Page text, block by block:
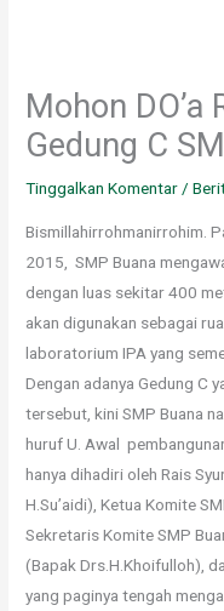
Mohon DO’a
Gedung C
Tinggalkan Komentar /
Bismillahirrohmanirrohim.
2015, SMP Buana
dengan luas sekitar 400
akan digunakan sebagai
laboratorium IPA yang
Dengan adanya Gedung C
tersebut, kini SMP Buana
huruf U. Awal
hanya dihadiri oleh Rais
H.Su’aidi), Ketua Komite
Sekretaris Komite SMP
(Bapak Drs.H.Khoifulloh),
yang paginya tengah